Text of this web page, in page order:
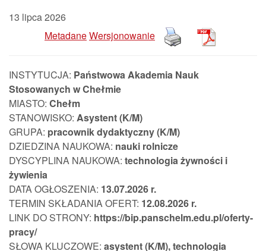
13 lipca 2026
MetadaneWersjonowanie
INSTYTUCJA: Państwowa Akademia Nauk
Stosowanych w Chełmie
MIASTO: Chełm
STANOWISKO: Asystent (K/M)
GRUPA: pracownikdydaktyczny (K/M)
DZIEDZINA NAUKOWA: nauki rolnicze
DYSCYPLINA NAUKOWA: technologia żywności i
żywienia
DATA OGŁOSZENIA: 13.07.2026 r.
TERMIN SKŁADANIA OFERT: 12.08.2026 r.
LINK DO STRONY: https://bip.panschelm.edu.pl/oferty-
pracy/
SŁOWA KLUCZOWE: asystent (K/M), technologia